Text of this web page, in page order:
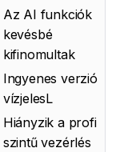
Az AI funkciók
kevésbé
kifinomultak
Ingyenes verzió
vízjelesL
Hiányzik a profi
szintű vezérlés